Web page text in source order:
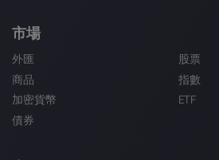
市場
外匯
股票
商品
指數
加密貨幣
ETF
債券